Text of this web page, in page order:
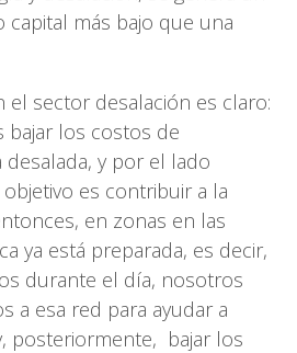
capital más bajo que una
el sector desalación es claro:
los costos de
y por el lado
es contribuir a la
en zonas en las
ya está preparada, es decir,
durante el día, nosotros
a esa red para ayudar a
posteriormente, bajar los